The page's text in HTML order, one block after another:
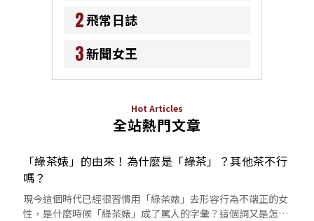
2飛常日誌
3新聞女王
Hot Articles
全站熱門文章
「綠茶婊」的由來！為什麼是「綠茶」？其他茶不行
嗎？
現今這個時代已經很習慣用「綠茶婊」去形容行為不端正的女
性，是什麼時候「綠茶婊」成了罵人的字彙？這個詞又是怎麼